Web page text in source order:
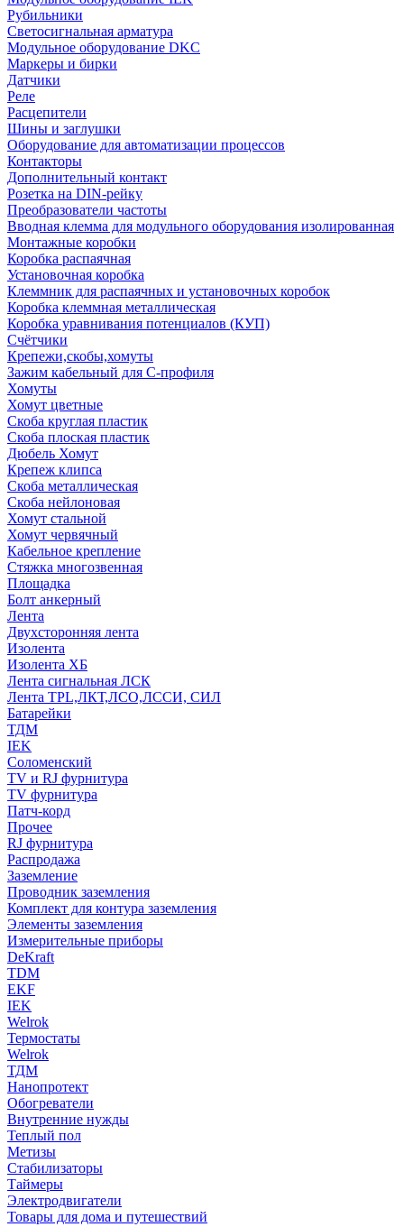
Рубильники
Светосигнальная арматура
Модульное оборудование DKC
Маркеры и бирки
Датчики
Реле
Расцепители
Шины и заглушки
Оборудование для автоматизации процессов
Контакторы
Дополнительный контакт
Розетка на DIN-рейку
Преобразователи частоты
Вводная клемма для модульного оборудования изолированная
Монтажные коробки
Коробка распаячная
Установочная коробка
Клеммник для распаячных и установочных коробок
Коробка клеммная металлическая
Коробка уравнивания потенциалов (КУП)
Счётчики
Крепежи,скобы,хомуты
Зажим кабельный для С-профиля
Хомуты
Хомут цветные
Скоба круглая пластик
Скоба плоская пластик
Дюбель Хомут
Крепеж клипса
Скоба металлическая
Скоба нейлоновая
Хомут стальной
Хомут червячный
Кабельное крепление
Стяжка многозвенная
Площадка
Болт анкерный
Лента
Двухсторонняя лента
Изолента
Изолента ХБ
Лента сигнальная ЛСК
Лента TPL,ЛКТ,ЛСО,ЛССИ, СИЛ
Батарейки
ТДМ
IEK
Соломенский
TV и RJ фурнитура
TV фурнитура
Патч-корд
Прочее
RJ фурнитура
Распродажа
Заземление
Проводник заземления
Комплект для контура заземления
Элементы заземления
Измерительные приборы
DeKraft
TDM
EKF
IEK
Welrok
Термостаты
Welrok
ТДМ
Нанопротект
Обогреватели
Внутренние нужды
Теплый пол
Метизы
Стабилизаторы
Таймеры
Электродвигатели
Товары для дома и путешествий